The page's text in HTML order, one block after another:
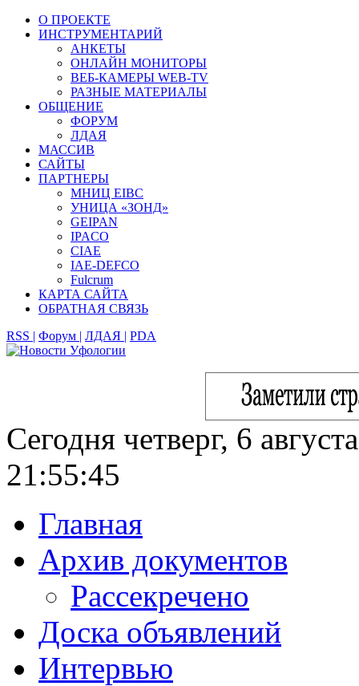
О ПРОЕКТЕ
ИНСТРУМЕНТАРИЙ
АНКЕТЫ
ОНЛАЙН МОНИТОРЫ
ВЕБ-КАМЕРЫ WEB-TV
РАЗНЫЕ МАТЕРИАЛЫ
ОБЩЕНИЕ
ФОРУМ
ЛДАЯ
МАССИВ
САЙТЫ
ПАРТНЕРЫ
МНИЦ EIBC
УНИЦА «ЗОНД»
GEIPAN
IPACO
CIAE
IAE-DEFCO
Fulcrum
КАРТА САЙТА
ОБРАТНАЯ СВЯЗЬ
RSS | Форум | ЛДАЯ | PDA
Сегодня четверг, 6
21:55:46
Главная
Архив документов
Рассекречено
Доска объявлений
Интервью